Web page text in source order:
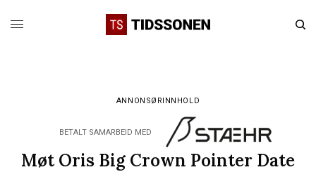
ANNONSØRINNHOLD
BETALT SAMARBEID MED
Møt Oris Big Crown Pointer Date